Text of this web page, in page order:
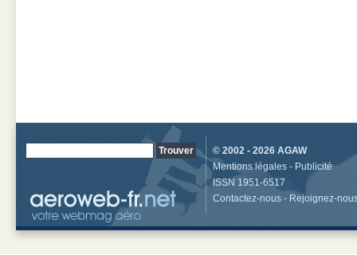
© 2002 - 2026 AGAW
Mentions légales - Publicité
ISSN 1951-6517
Contactez-nous - Rejoignez-